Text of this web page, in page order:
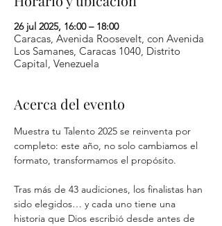
26 jul 2025, 16:00 – 18:00
Caracas, Avenida Roosevelt, con Avenida
Los Samanes, Caracas 1040, Distrito
Capital, Venezuela
Acerca del evento
Muestra tu Talento 2025 se reinventa por
completo: este año, no solo cambiamos el
formato, transformamos el propósito.
Tras más de 43 audiciones, los finalistas han
sido elegidos… y cada uno tiene una
historia que Dios escribió desde antes de